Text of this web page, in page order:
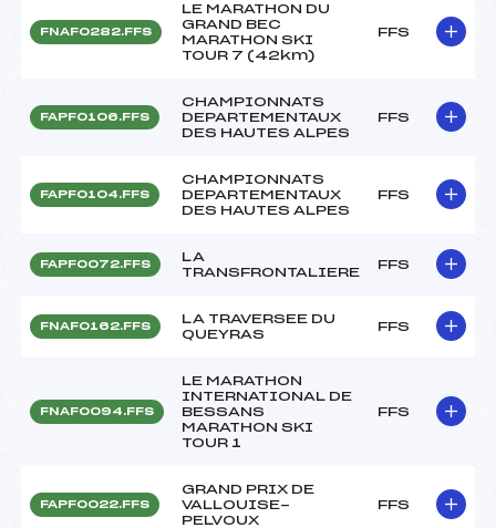
FNAF0282.FFS
LE MARATHON DU
GRAND BEC
MARATHON SKI
TOUR 7 (42km)
FFS
FAPF0106.FFS
CHAMPIONNATS
DEPARTEMENTAUX
DES HAUTES ALPES
FFS
FAPF0104.FFS
CHAMPIONNATS
DEPARTEMENTAUX
DES HAUTES ALPES
FFS
FAPF0072.FFS
LA
TRANSFRONTALIERE
FFS
FNAF0162.FFS
LA TRAVERSEE DU
QUEYRAS
FFS
FNAF0094.FFS
LE MARATHON
INTERNATIONAL DE
BESSANS
MARATHON SKI
TOUR 1
FFS
FAPF0022.FFS
GRAND PRIX DE
VALLOUISE-
PELVOUX
FFS